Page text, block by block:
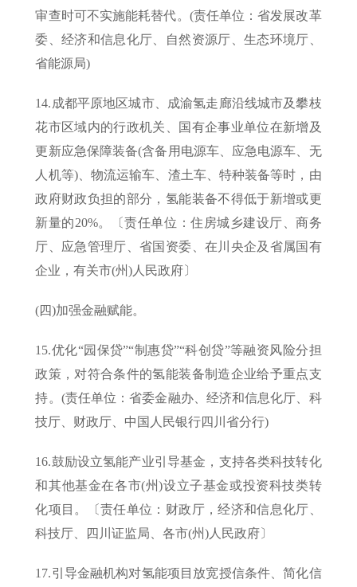
审查时可不实施能耗替代。(责任单位：省发展改革
委、经济和信息化厅、自然资源厅、生态环境厅、
省能源局)
14.成都平原地区城市、成渝氢走廊沿线城市及攀枝
花市区域内的行政机关、国有企事业单位在新增及
更新应急保障装备(含备用电源车、应急电源车、无
人机等)、物流运输车、渣土车、特种装备等时，由
政府财政负担的部分，氢能装备不得低于新增或更
新量的20%。〔责任单位：住房城乡建设厅、商务
厅、应急管理厅、省国资委、在川央企及省属国有
企业，有关市(州)人民政府〕
(四)加强金融赋能。
15.优化“园保贷”“制惠贷”“科创贷”等融资风险分担
政策，对符合条件的氢能装备制造企业给予重点支
持。(责任单位：省委金融办、经济和信息化厅、科
技厅、财政厅、中国人民银行四川省分行)
16.鼓励设立氢能产业引导基金，支持各类科技转化
和其他基金在各市(州)设立子基金或投资科技类转
化项目。〔责任单位：财政厅，经济和信息化厅、
科技厅、四川证监局、各市(州)人民政府〕
17.引导金融机构对氢能项目放宽授信条件、简化信